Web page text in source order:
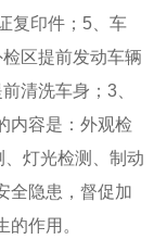
复印件；5、车
区提前发动车辆
清洗车身；3、
内容是：外观检
灯光检测、制动
全隐患，督促加
作用。